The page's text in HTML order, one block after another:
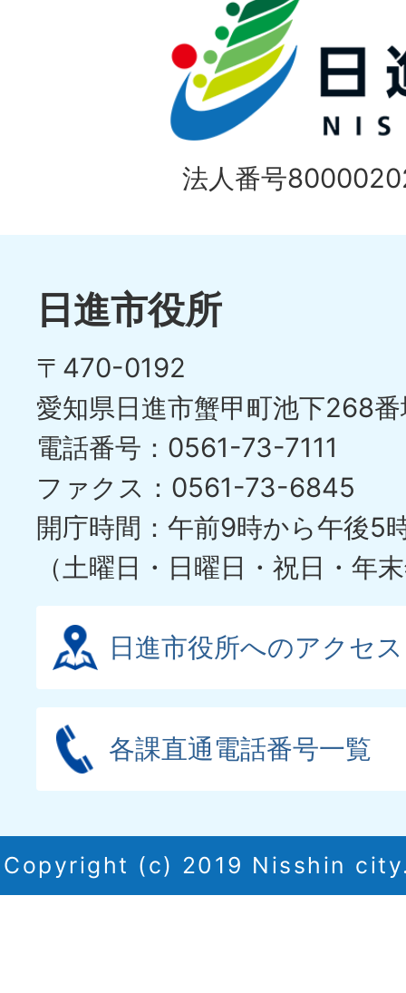
法人番号
日進市役所
〒470-0192
愛知県日進市蟹甲町池下268
電話番号：0561-73-7111
ファクス：0561-73-6845
開庁時間：午前9時から午後5
（土曜日・日曜日・祝日・年
日進市役所へのアクセス
各課直通電話番号一覧
Copyright (c) 2019 Nisshin